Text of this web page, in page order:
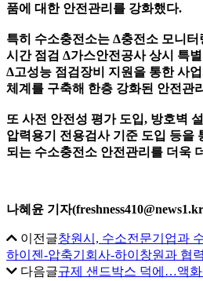
품에 대한 안전관리를 강화했다.
특히 수소충전소는 Δ충전소 모니터
시간 점검 Δ가스안전공사 상시 특
Δ고성능 점검장비 지원을 통한 사
체계를 구축해 한층 강화된 안전관
또 사전 안전성 평가 도입, 방호벽
압력용기 전용검사 기준 도입 등을
되는 수소충전소 안전관리를 더욱
나혜윤 기자
이전글창원시, 수소전문기업과
하이젠-압축기회사-하이창원과 협력
다음글규제 샌드박스 덕에…액화